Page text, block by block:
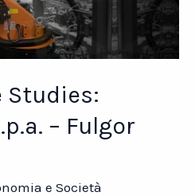
Studies:
– Fulgor
e Società